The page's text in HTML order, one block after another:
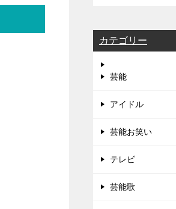
カテゴリー
芸能
アイドル
芸能お笑い
テレビ
芸能歌